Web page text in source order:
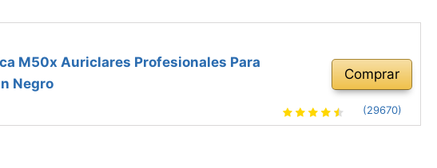
M50x Auriclares Profesionales Para
Negro
Comprar
(29670)